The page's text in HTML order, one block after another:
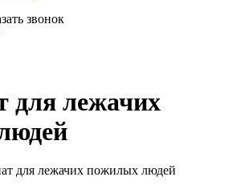
звонок
для лежачих
для лежачих пожилых людей